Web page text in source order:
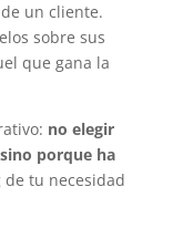
un cliente.
sobre sus
que gana la
no elegir
porque ha
tu necesidad